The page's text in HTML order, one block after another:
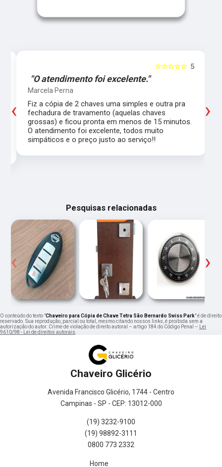
5
☆☆☆☆☆
"O atendimento foi excelente."
Marcela Perna
Fiz a cópia de 2 chaves uma simples e outra pra
fechadura de travamento (aquelas chaves
grossas) e ficou pronta em menos de 15 minutos.
O atendimento foi excelente, todos muito
simpáticos e o preço justo ao serviço!!
‹ ›
Pesquisas relacionadas
‹ ›
O conteúdo do texto "Chaveiro para Cópia de Chave Tetra São Bernardo Swiss Park" é de direito
reservado. Sua reprodução, parcial ou total, mesmo citando nossos links, é proibida sem a
autorização do autor. Crime de violação de direito autoral – artigo 184 do Código Penal –
Lei
9610/98 - Lei de direitos autorais
Chaveiro Glicério
Avenida Francisco Glicério, 1744 - Centro
Campinas - SP - CEP: 13012-000
(19) 3232-9100
(19) 98892-3111
0800 773 2332
Home